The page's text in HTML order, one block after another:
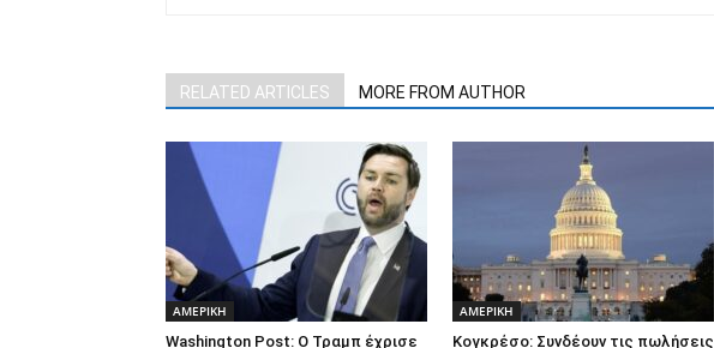
RELATED ARTICLES MORE FROM AUTHOR
ΑΜΕΡΙΚΗ
Washington Post: Ο Τραμπ έχρισε
ΑΜΕΡΙΚΗ
Κογκρέσο: Συνδέουν τις πωλήσεις